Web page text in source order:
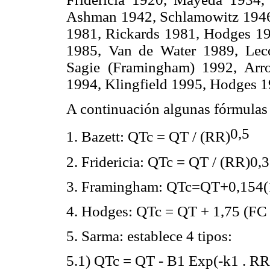
Ashman 1942, Schlamowitz
1981, Rickards 1981, Hodges
1985, Van de Water 1989,
Sagie (Framingham) 1992,
1994, Klingfield 1995, Hodges
A continuación algunas
1. Bazett: QTc = QT / (RR)0,5
2. Fridericia: QTc = QT /
3. Framingham:
4. Hodges: QTc = QT + 1,75
5. Sarma: establece 4 tipos:
5.1) QTc = QT - B1 Exp(-k1 .